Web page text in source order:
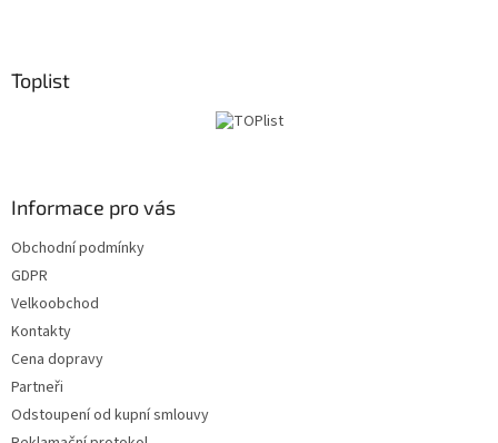
Toplist
Informace pro vás
Obchodní podmínky
GDPR
Velkoobchod
Kontakty
Cena dopravy
Partneři
Odstoupení od kupní smlouvy